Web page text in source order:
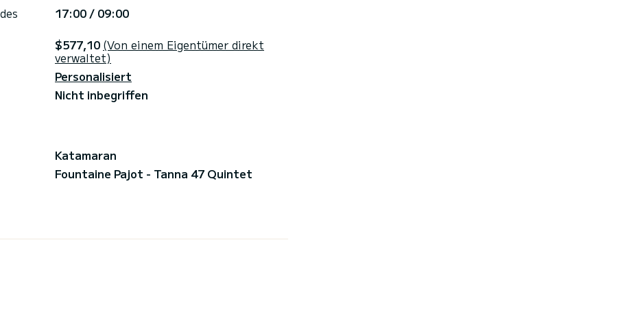
werden direkt von SamBoat bearbeitet.
17:00 / 09:00
$577,10 (Von einem Eigentümer direkt
verwaltet)
Personalisiert
Nicht inbegriffen
Katamaran
Fountaine Pajot - Tanna 47 Quintet